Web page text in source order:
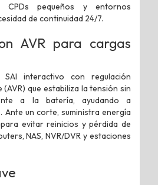
CPDs pequeños y entornos
de continuidad 24/7.
AVR para cargas
interactivo con regulación
que estabiliza la tensión sin
a la batería, ayudando a
Ante un corte, suministra energía
evitar reinicios y pérdida de
NAS, NVR/DVR y estaciones